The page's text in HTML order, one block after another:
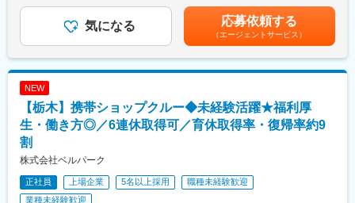
当社には未経験から一緒に成長していける環境があります。
これまで入社された社員も業界・営業職どちらも未経験の方が数
多く入社しています。
＜入社→座学研修→先輩社員との同行→独り立ち（1年程度）＞
休日を取得しています。残業も10H程度とワークライフバランス
も良い環境です。
※祝日は有給を充てての休日※
変更の範囲：会社の定める業務
・シフト管理
・売上管理
・商品管理
・販売促進
・広告宣伝の企画立案
■配属先の編成：
★20代・30代中心に活躍中！
若手を中心に、男女ともにバランス良く活躍しています。
ことだらけで当然」というスタンスでフォローしているので、新
しい方もなじみやすいはず！
■仕事の魅力：
す。賞与：年2回（6・12月）・昇給：年1回賞与とは別にインセ
ンティブや特別賞与も支給実績あり（2025年は30万円の追加支給
を実施）賃金はあくまでも目安の金額であり、選考を通じて上下
する可能性があります。月給(月額)は固定手当を含めた表記です。
気になる 応募依頼する
（エージェントサービス）
NEW
【栃木】携帯ショップクルー◆未経験活躍★福利厚
生・働き方◎／6連休取得可／育休取得率・復帰率約9
割
株式会社ベルパーク
正社員 上場企業 5名以上採用
職種未経験歓迎
業種未経験歓迎